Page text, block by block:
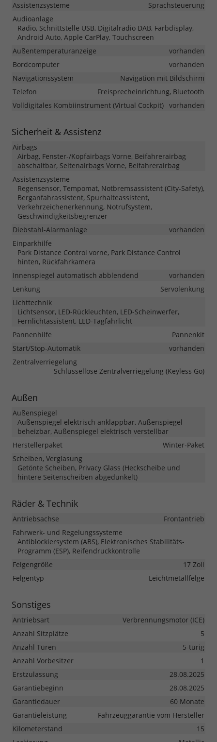
Assistenzsysteme
Sprachsteuerung
Audioanlage
Radio, Schnittstelle USB, Digitalradio DAB, Farbdisplay,
Android Auto, Apple CarPlay, Touchscreen
Außentemperaturanzeige
vorhanden
Bordcomputer
vorhanden
Navigationssystem
Navigation mit Bildschirm
Telefon
Freisprecheinrichtung, Bluetooth
Volldigitales Kombiinstrument (Virtual Cockpit) vorhanden
Sicherheit & Assistenz
Airbags
Airbag, Fenster-/Kopfairbags Vorne, Beifahrerairbag
abschaltbar, Seitenairbags Vorne, Beifahrerairbag
Assistenzsysteme
Regensensor, Tempomat, Notbremsassistent (City-Safety),
Berganfahrassistent, Spurhalteassistent,
Verkehrzeichenerkennung, Notrufsystem,
Geschwindigkeitsbegrenzer
Diebstahl-Alarmanlage
vorhanden
Einparkhilfe
Park Distance Control vorne, Park Distance Control
hinten, Rückfahrkamera
Innenspiegel automatisch abblendend
vorhanden
Lenkung
Servolenkung
Lichttechnik
Lichtsensor, LED-Rückleuchten, LED-Scheinwerfer,
Fernlichtassistent, LED-Tagfahrlicht
Pannenhilfe
Pannenkit
Start/Stop-Automatik
vorhanden
Zentralverriegelung
Schlüssellose Zentralverriegelung (Keyless Go)
Außen
Außenspiegel
Außenspiegel elektrisch anklappbar, Außenspiegel
beheizbar, Außenspiegel elektrisch verstellbar
Herstellerpaket
Winter-Paket
Scheiben, Verglasung
Getönte Scheiben, Privacy Glass (Heckscheibe und
hintere Seitenscheiben abgedunkelt)
Räder & Technik
Antriebsachse
Frontantrieb
Fahrwerk- und Regelungssysteme
Antiblockiersystem (ABS), Elektronisches Stabilitäts-
Programm (ESP), Reifendruckkontrolle
Felgengröße
17 Zoll
Felgentyp
Leichtmetallfelge
Sonstiges
Antriebsart
Verbrennungsmotor (ICE)
Anzahl Sitzplätze
5
Anzahl Türen
5-türig
Anzahl Vorbesitzer
1
Erstzulassung
28.08.2025
Garantiebeginn
28.08.2025
Garantiedauer
60 Monate
Garantieleistung
Fahrzeuggarantie vom Hersteller
Kilometerstand
15